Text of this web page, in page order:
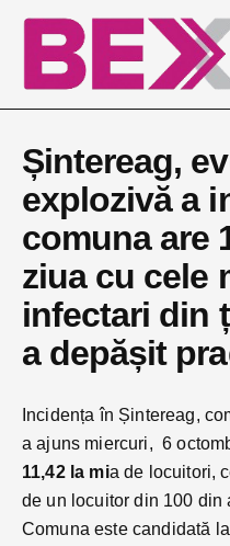
Șintereag,
explozivă a
comuna are
ziua cu cele
infectari din
a depășit
Incidența în Șintereag,
a ajuns miercuri, 6
11,42 la mia de locuitori,
de un locuitor din 100 din
Comuna este candidată